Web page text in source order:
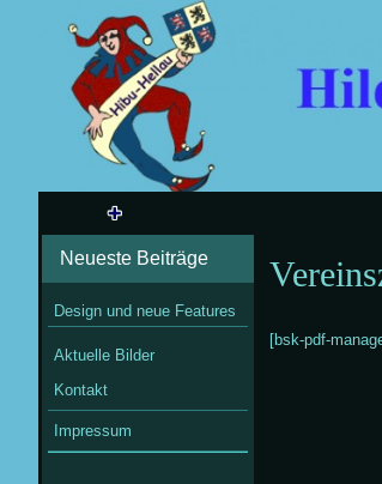
[bsk-pdf-
Neueste Beiträge
Design und neue Features
Aktuelle Bilder
Kontakt
Impressum